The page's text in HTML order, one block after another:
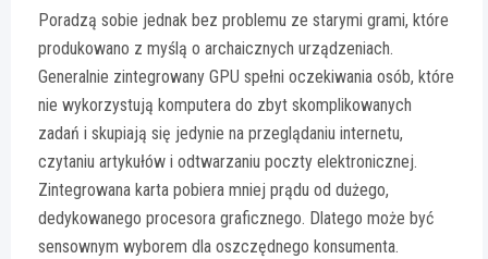
Poradzą sobie jednak bez problemu ze starymi grami, które
produkowano z myślą o archaicznych urządzeniach.
Generalnie zintegrowany GPU spełni oczekiwania osób, które
nie wykorzystują komputera do zbyt skomplikowanych
zadań i skupiają się jedynie na przeglądaniu internetu,
czytaniu artykułów i odtwarzaniu poczty elektronicznej.
Zintegrowana karta pobiera mniej prądu od dużego,
dedykowanego procesora graficznego. Dlatego może być
sensownym wyborem dla oszczędnego konsumenta.